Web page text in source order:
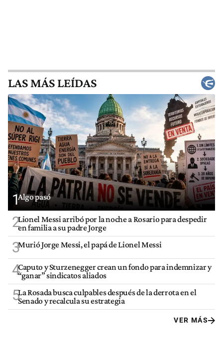
LAS MÁS LEÍDAS
1Algo pasó
2Lionel Messi arribó por la noche a Rosario para despedir
en familia a su padre Jorge
3Murió Jorge Messi, el papá de Lionel Messi
4Caputo y Sturzenegger crean un fondo para indemnizar y
“ganar” sindicatos aliados
5La Rosada busca culpables después de la derrota en el
Senado y recalcula su estrategia
VER MÁS